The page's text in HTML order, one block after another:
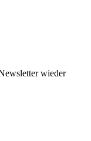
wieder